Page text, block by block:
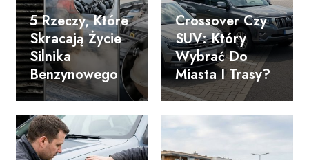
5 Rzeczy, Które
Skracają Życie
Silnika
Benzynowego
Crossover Czy
SUV: Który
Wybrać Do
Miasta I Trasy?